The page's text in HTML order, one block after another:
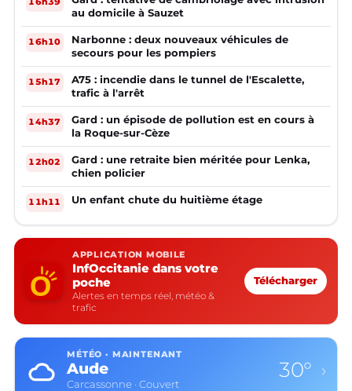
au domicile à Sauzet
16h10
Narbonne : deux nouveaux véhicules de
secours pour les pompiers
15h17
A75 : incendie dans le tunnel de l'Escalette,
trafic à l'arrêt
14h37
Gard : un épisode de pollution est en cours à
la Roque-sur-Cèze
12h02
Gard : une retraite bien méritée pour Lenka,
chien policier
11h11 Un enfant chute du huitième étage
APPLICATION MOBILE
InfOccitanie dans votre
poche
Alertes en temps réel, météo &
trafic
Télécharger
MÉTÉO · MAINTENANT
Aude
Carcassonne · Couvert
30° ›